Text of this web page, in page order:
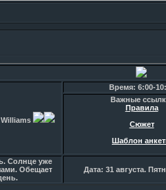
Время: 6:00-
Важные
Правила
Сюжет
Шаблон
Солнце уже
Обещает
Дата: 31 августа.